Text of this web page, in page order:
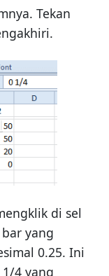
Tekan
di sel
yang
0.25. Ini
4 yang